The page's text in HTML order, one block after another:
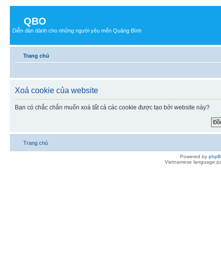
QBO
Diễn đàn dành cho những người yêu mến Quảng Bình
Trang chủ
Xoá cookie của website
Bạn có chắc chắn muốn xoá tất cả các cookie được tạo bởi website này?
Trang chủ
Powered by
Vietnamese language